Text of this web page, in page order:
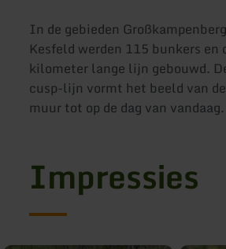
In de gebieden
Kesfeld werden 115 bunkers en
kilometer lange lijn gebouwd.
cusp-lijn vormt het beeld van
muur tot op de dag van vandaag.
Impressies